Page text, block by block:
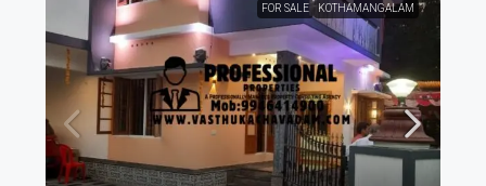
FOR SALE KOTHAMANGALAM